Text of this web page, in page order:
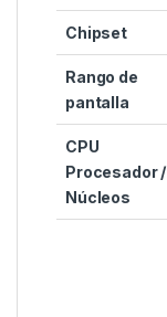
Chipset
Rango de
pantalla
CPU
Procesador /
Núcleos